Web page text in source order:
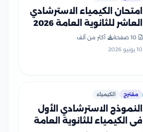
امتحان الكيمياء الاسترشادي
العاشر للثانوية العامة 2026
PDF للتدريب على نمط
الأسئلة
10 صفحة
أكثر من ألف
10 يونيو 2026
مقترح الكيمياء
النموذج الاسترشادي الأول
في الكيمياء للثانوية العامة